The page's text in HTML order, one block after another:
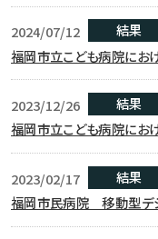
2024/07/12
結果
福岡市立こども病院にお
等競争入札結果について
2023/12/26
結果
福岡市立こども病院にお
等競争入札結果について
2023/02/17
結果
福岡市民病院 移動型デ
る特定調達契約等競争入